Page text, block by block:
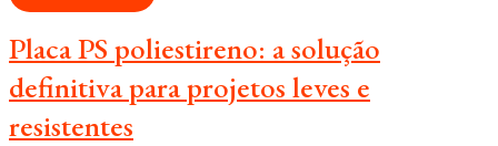
Placa PS poliestireno: a solução
definitiva para projetos leves e
resistentes